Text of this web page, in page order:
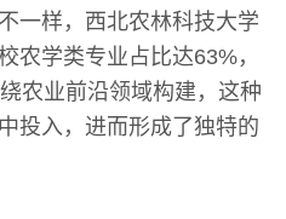
一样，西北农林科技大学
农学类专业占比达63%，
农业前沿领域构建，这种
投入，进而形成了独特的